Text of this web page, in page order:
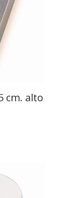
cm. alto